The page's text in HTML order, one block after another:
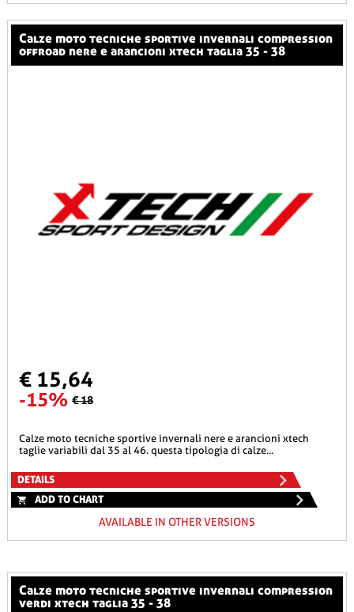
calze moto tecniche sportive invernali compression
offroad nere e arancioni xtech taglia 35 - 38
€ 15,64
-15% € 18
calze moto tecniche sportive invernali nere e arancioni xtech
taglie variabili dal 35 al 46. questa tipologia di calze...
DETAILS
ADD TO CHART
AVAILABLE IN OTHER VERSIONS
calze moto tecniche sportive invernali compression
verdi xtech taglia 35 - 38